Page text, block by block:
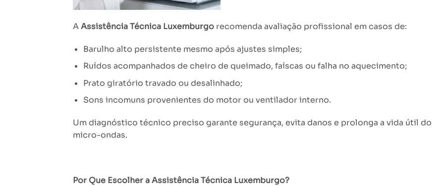
AAssistência Técnica Luxemburgo recomenda avaliação profissional em casos de:
Barulho alto persistente mesmo após ajustes simples;
Ruídos acompanhados de cheiro de queimado, faíscas ou falha no aquecimento;
Prato giratório travado ou desalinhado;
Sons incomuns provenientes do motor ou ventilador interno.
Um diagnóstico técnico preciso garante segurança, evita danos e prolonga a vida útil do
micro-ondas.
Por Que Escolher a Assistência Técnica Luxemburgo?